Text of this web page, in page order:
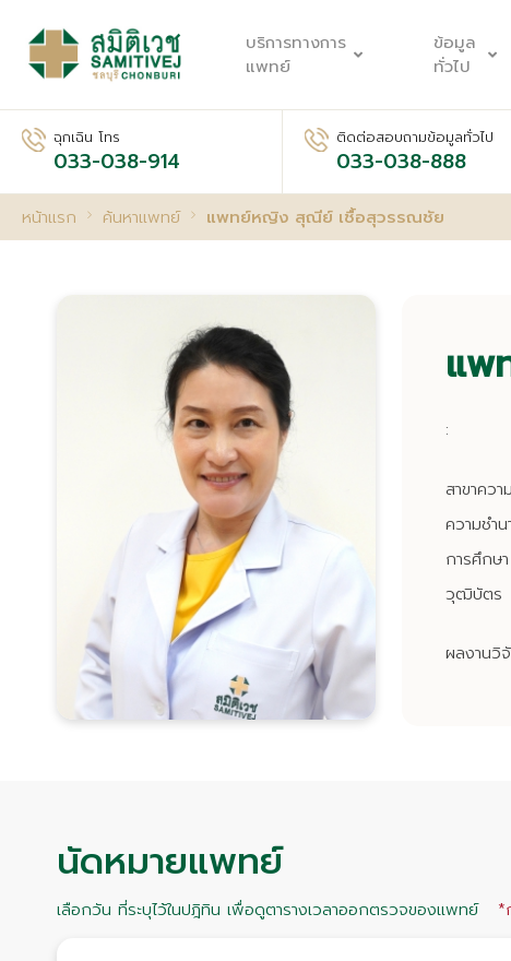
บริการทางการ
แพทย์
ข้อมูล
ทั่วไป
ฉุกเฉิน โทร
033-038-914
ติดต่อสอบถามข้อมูลทั่วไป
033-038-888
หน้าแรก ค้นหาแพทย์ แพทย์หญิง สุณีย์ เชื้อสุวรรณชัย
แพ
:
สาขาคว
ความชำ
การศึกษา
วุฒิบัตร
ผลงาน
นัดหมายแพทย์
เลือกวัน ที่ระบุไว้ในปฎิทิน เพื่อดูตารางเวลาออกตรวจของแพทย์ *